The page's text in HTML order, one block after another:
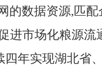
的数据资源,匹
进市场化粮源流
年实现湖北省